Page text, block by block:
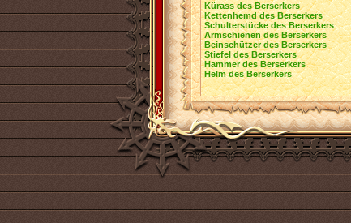
Kürass des Berserkers
Kettenhemd des Berserkers
Schulterstücke des Berserkers
Armschienen des Berserkers
Beinschützer des Berserkers
Stiefel des Berserkers
Hammer des Berserkers
Helm des Berserkers